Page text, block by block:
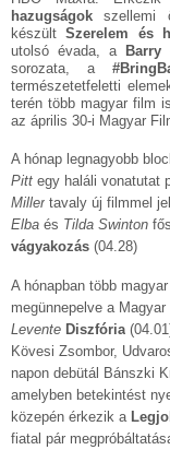
hazugságokszellemi
készült Szerelem és
utolsó évada, a
Barry
sorozata, a
természetetfeletti
terén több magyar film
az április 30-i Magyar
A hónap legnagyobb
Pitt egy haláli vonatutat
Miller tavaly új filmmel
Elba és Tilda Swinton
vágyakozás (04.28)
A hónapban több
megünnepelve a
Levente Diszfória
Kövesi Zsombor,
napon debütál Bánszki
amelyben betekintést
közepén érkezik a
fiatal pár